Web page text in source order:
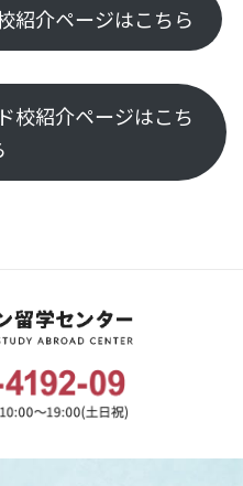
紹介ページはこちら
校紹介ページはこち